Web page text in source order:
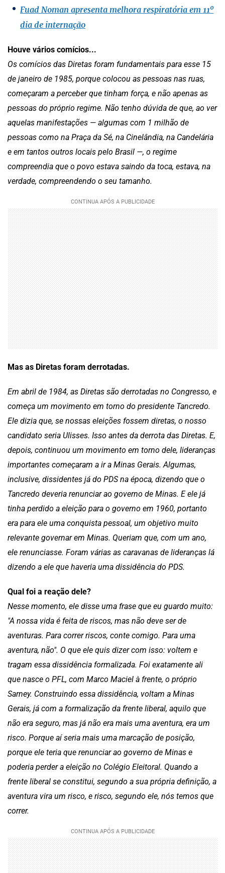
Fuad Noman apresenta melhora respiratória em 11º
dia de internação
Houve vários comícios...
Os comícios das Diretas foram fundamentais para esse 15
de janeiro de 1985, porque colocou as pessoas nas ruas,
começaram a perceber que tinham força, e não apenas as
pessoas do próprio regime. Não tenho dúvida de que, ao ver
aquelas manifestações — algumas com 1 milhão de
pessoas como na Praça da Sé, na Cinelândia, na Candelária
e em tantos outros locais pelo Brasil —, o regime
compreendia que o povo estava saindo da toca, estava, na
verdade, compreendendo o seu tamanho.
Mas as Diretas foram derrotadas.
Em abril de 1984, as Diretas são derrotadas no Congresso, e
começa um movimento em torno do presidente Tancredo.
Ele dizia que, se nossas eleições fossem diretas, o nosso
candidato seria Ulisses. Isso antes da derrota das Diretas. E,
depois, continuou um movimento em torno dele, lideranças
importantes começaram a ir a Minas Gerais. Algumas,
inclusive, dissidentes já do PDS na época, dizendo que o
Tancredo deveria renunciar ao governo de Minas. E ele já
tinha perdido a eleição para o governo em 1960, portanto
era para ele uma conquista pessoal, um objetivo muito
relevante governar em Minas. Queriam que, com um ano,
ele renunciasse. Foram várias as caravanas de lideranças lá
dizendo a ele que haveria uma dissidência do PDS.
Qual foi a reação dele?
Nesse momento, ele disse uma frase que eu guardo muito:
"A nossa vida é feita de riscos, mas não deve ser de
aventuras. Para correr riscos, conte comigo. Para uma
aventura, não". O que ele quis dizer com isso: voltem e
tragam essa dissidência formalizada. Foi exatamente ali
que nasce o PFL, com Marco Maciel à frente, o próprio
Sarney. Construindo essa dissidência, voltam a Minas
Gerais, já com a formalização da frente liberal, aquilo que
não era seguro, mas já não era mais uma aventura, era um
risco. Porque aí seria mais uma marcação de posição,
porque ele teria que renunciar ao governo de Minas e
poderia perder a eleição no Colégio Eleitoral. Quando a
frente liberal se constitui, segundo a sua própria definição, a
aventura vira um risco, e risco, segundo ele, nós temos que
correr.